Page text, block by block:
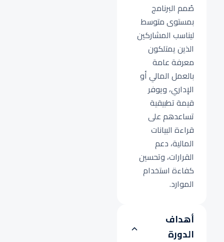
صُمم البرنامج
بمستوى متوسط
ليناسب المشاركين
الذين يمتلكون
معرفة عامة
بالعمل المالي أو
الإداري، ويوفر
قيمة تطبيقية
تساعدهم على
قراءة البيانات
المالية، دعم
القرارات، وتحسين
كفاءة استخدام
الموارد.
أهداف
الدورة